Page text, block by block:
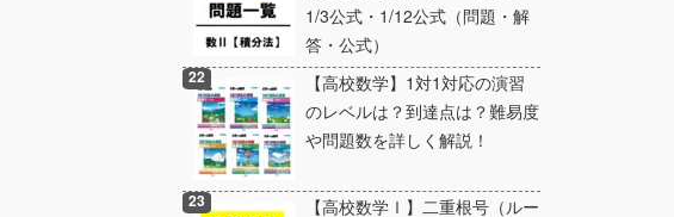
1/3公式・1/12公式（問題・解
答・公式）
【高校数学】1対1対応の演習
のレベルは？到達点は？難易度
や問題数を詳しく解説！
【高校数学Ⅰ】二重根号（ルー